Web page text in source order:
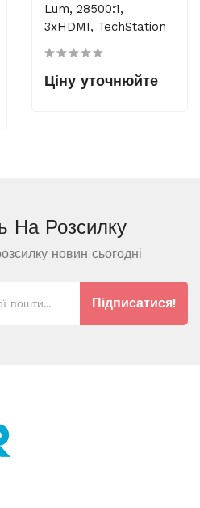
Lum, 28500:1,
3xHDMI, TechStation
Ціну уточнюйте
На Розсилку
новин сьогодні
Підписатися!